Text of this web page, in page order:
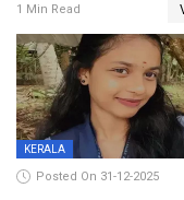
സംഭവം
1 Min Read
KERALA
Posted On 31-12-2025